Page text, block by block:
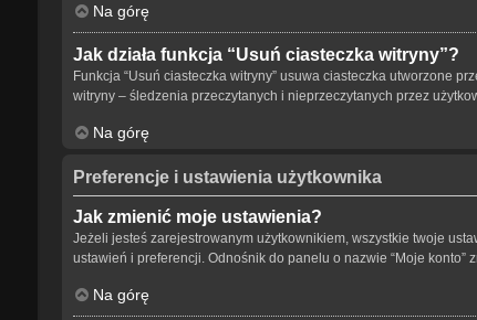
Na górę
Jak działa funkcja “Usuń ciasteczka witryny”?
Funkcja “Usuń ciasteczka witryny” usuwa ciasteczka utworzone
witryny – śledzenia przeczytanych i nieprzeczytanych przez
Na górę
Preferencje i ustawienia użytkownika
Jak zmienić moje ustawienia?
Jeżeli jesteś zarejestrowanym użytkownikiem, wszystkie twoje
ustawień i preferencji. Odnośnik do panelu o nazwie “Moje konto”
Na górę